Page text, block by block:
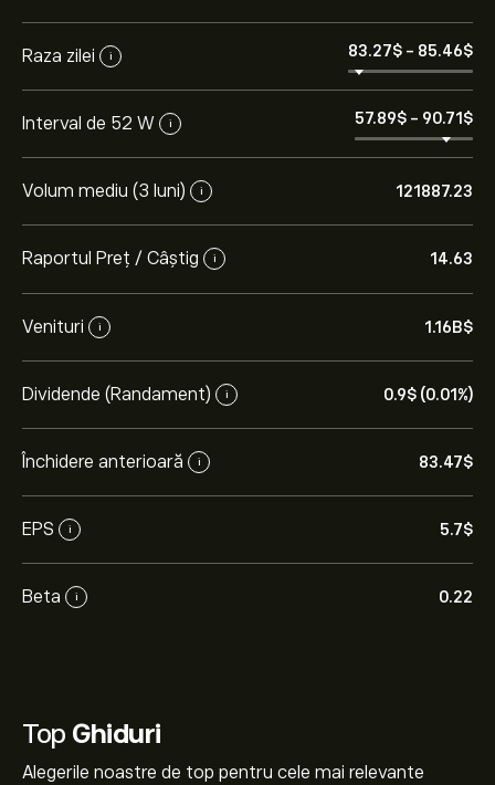
Raza zilei i 83.27‎$‎ - 85.46‎$‎
Interval de 52 W i 57.89‎$‎ - 90.71‎$‎
Volum mediu (3 luni) i 121887.23
Raportul Preț / Câștig i 14.63
Venituri i 1.16B‎$‎
Dividende (Randament) i 0.9‎$‎ (0.01%)
Închidere anterioară i 83.47‎$‎
EPS i 5.7‎$‎
Beta i 0.22
Top Ghiduri
Alegerile noastre de top pentru cele mai relevante